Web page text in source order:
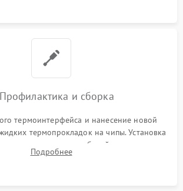
и сборка
термоинтерфейса и нанесение новой
термопрокладок на чипы. Установка
аккуратная укладка кабелей и антенн для
пережатия. Надежное закрытие корпуса.
Подробнее